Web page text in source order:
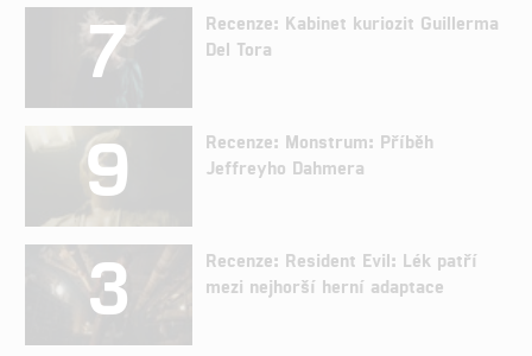
7
Recenze: Kabinet kuriozit Guillerma
Del Tora
9
Recenze: Monstrum: Příběh
Jeffreyho Dahmera
3
Recenze: Resident Evil: Lék patří
mezi nejhorší herní adaptace